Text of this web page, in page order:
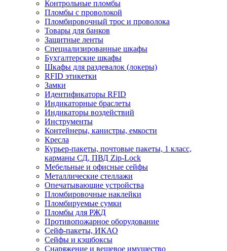
Контрольные пломбы
Пломбы с проволокой
Пломбировочный трос и проволока
Товары для банков
Защитные ленты
Cпециализированные шкафы
Бухгалтерские шкафы
Шкафы для раздевалок (локеры)
RFID этикетки
Замки
Идентификаторы RFID
Индикаторные браслеты
Индикаторы воздействий
Инструменты
Контейнеры, канистры, емкости
Кресла
Курьер-пакеты, почтовые пакеты, 1 класс,
карманы СД, ПВД Zip-Lock
Мебельные и офисные сейфы
Металлические стеллажи
Опечатывающие устройства
Пломбировочные наклейки
Пломбируемые сумки
Пломбы для РЖД
Противопожарное оборудование
Сейф-пакеты, ИКАО
Сейфы и кэшбоксы
Снаряжение и вещевое имущество